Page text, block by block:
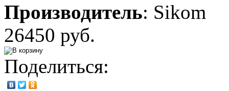
Производитель: Sikom
26450 руб.
Поделиться: